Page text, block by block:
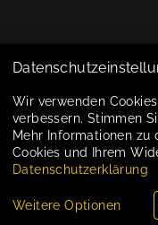
Wir verwenden
verbessern. Stimmen
Mehr Informationen zu
Cookies und Ihrem
Datenschutzerklärung
Weitere Optionen